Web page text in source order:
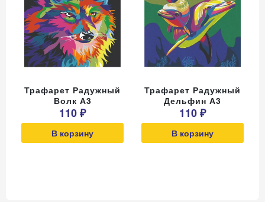
Трафарет Радужный
Волк А3
110 ₽
В корзину
Трафарет Радужный
Дельфин А3
110 ₽
В корзину